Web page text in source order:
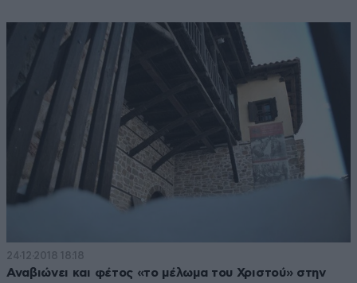
24·12·2018 18:18
Αναβιώνει και φέτος «το μέλωμα του Χριστού» στην